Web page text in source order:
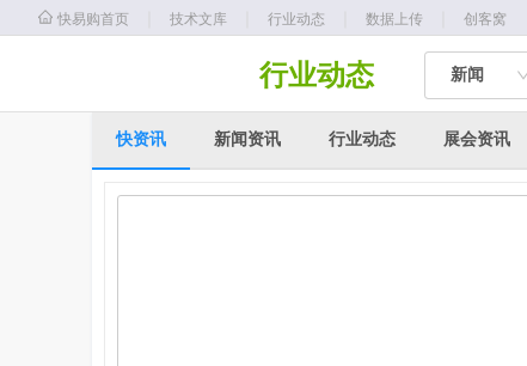
快易购首页 技术文库 行业动态 数据上传 创客窝
行业动态 新闻
快资讯 新闻资讯 行业动态 展会资讯